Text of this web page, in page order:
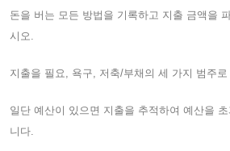
돈을 버는 모든 방법을 기록하고 지출 금액을
시오.
지출을 필요, 욕구, 저축/부채의 세 가지 범주로
일단 예산이 있으면 지출을 추적하여 예산을
니다.